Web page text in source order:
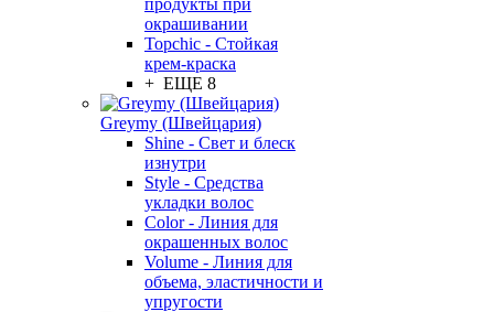
продукты при
окрашивании
Topchic - Стойкая
крем-краска
+ ЕЩЕ 8
Greymy (Швейцария)
Shine - Свет и блеск
изнутри
Style - Средства
укладки волос
Color - Линия для
окрашенных волос
Volume - Линия для
объема, эластичности и
упругости